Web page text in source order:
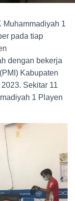
Muhammadiyah 1
pada tiap
dengan bekerja
Kabupaten
Sekitar 11
1 Playen